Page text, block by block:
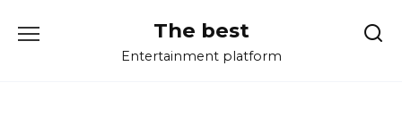
The best
Entertainment platform